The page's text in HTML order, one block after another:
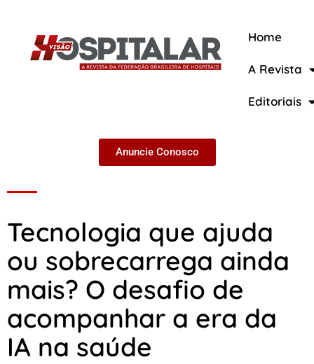
Home
A Revista
Editoriais
Anuncie Conosco
Tecnologia que ajuda
ou sobrecarrega ainda
mais? O desafio de
acompanhar a era da
IA na saúde